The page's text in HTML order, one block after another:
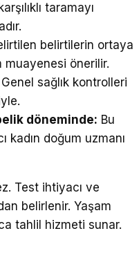
taramayı
belirtilerin ortaya
muayenesi önerilir.
Genel sağlık kontrolleri
döneminde: Bu
kadın doğum uzmanı
Test ihtiyacı ve
belirlenir. Yaşam
tahlil hizmeti sunar.